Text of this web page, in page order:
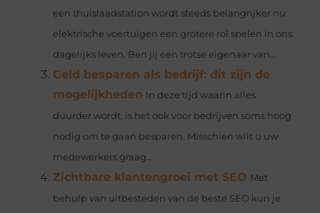
een thuislaadstation wordt steeds belangrijker nu
elektrische voertuigen een grotere rol spelen in ons
dagelijks leven. Ben jij een trotse eigenaar van...
Geld besparen als bedrijf: dit zijn de
mogelijkheden In deze tijd waarin alles
duurder wordt, is het ook voor bedrijven soms hoog
nodig om te gaan besparen. Misschien wilt u uw
medewerkers graag...
Zichtbare klantengroei met SEO Met
behulp van uitbesteden van de beste SEO kun je